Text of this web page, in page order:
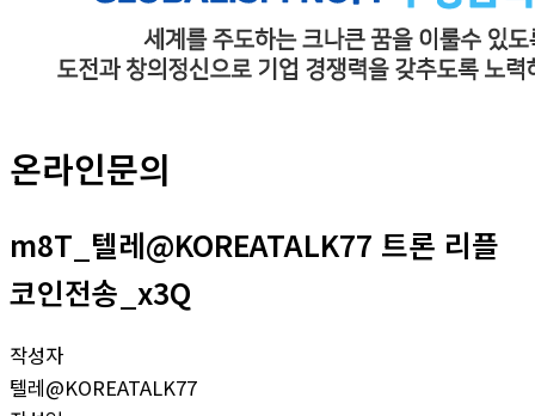
온라인문의
m8T_텔레@KOREATALK77 트론 리플
코인전송_x3Q
작성자
텔레@KOREATALK77